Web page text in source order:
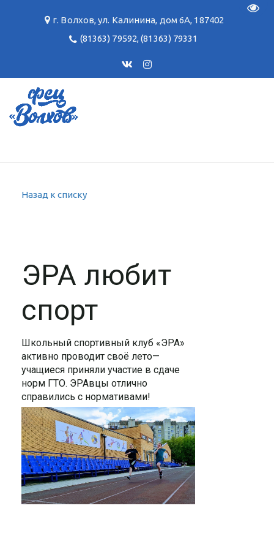
г. Волхов,ул. Калинина, дом 6А, 187402
(81363) 79592,(81363) 79331
Назад к списку
ЭРА любит
спорт
Школьный спортивный клуб «ЭРА»
активно проводит своё лето—
учащиеся приняли участие в сдаче
норм ГТО. ЭРАвцы отлично
справились с нормативами!